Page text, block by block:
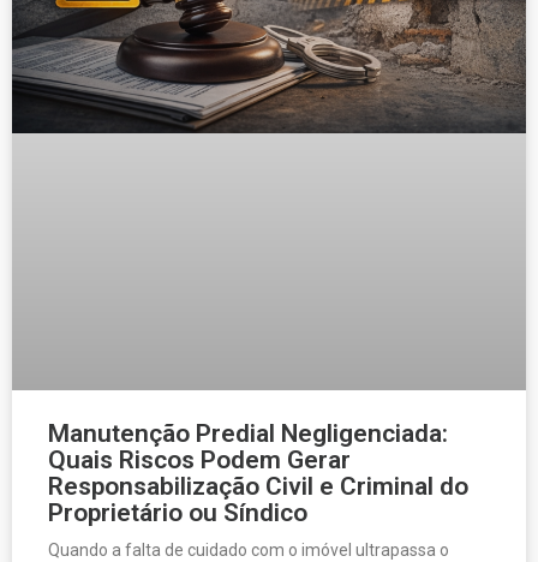
Manutenção Predial Negligenciada:
Quais Riscos Podem Gerar
Responsabilização Civil e Criminal do
Proprietário ou Síndico
Quando a falta de cuidado com o imóvel ultrapassa o